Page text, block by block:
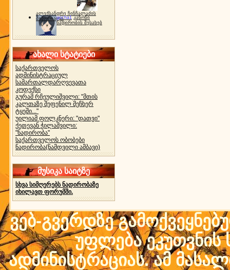
ალექსანდრე ჩინჩალაძის
მემორიალიgocha1 კანონი
ნადირობის შესახებ
ახალი სტატიები
საქართველოს
ადმინისტრაციულ
სამართალდარღვევათა
კოდექსი
გურამ რჩეულიშვილი: "მთის
კალთაზე შეფენილ მეჩხერ
ტყეში..."
უილიამ ფოლკნერი: "დათვი"
ქეთევან ჭილაშვილი:
"ნადირობა"
საქართველოს ობობები
ნადირობა(ნამდვილი ამბავი)
მუსიკა საიტზე
სხვა სიმღერებს ნადირობაზე
იხილავთ ფორუმში.
ვებ-გვერდზე
უფლება ეკუთვნის
ადმინისტრაციას. ამ